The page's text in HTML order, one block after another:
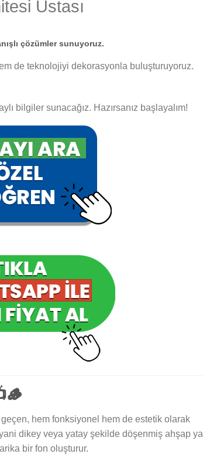
Ustası
çözümler sunuyoruz.
de teknolojiyi dekorasyonla buluşturuyoruz.
bilgiler sunacağız. Hazırsanız başlayalım!
hem fonksiyonel hem de estetik olarak
dikey veya yatay şekilde döşenmiş ahşap ya
bir fon oluşturur.